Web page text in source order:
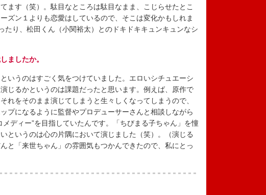
ます（笑）。駄目なところは駄目なまま、こじらせたとこ
ズン１よりも恋愛はしているので、そこは変化かもしれま
たり、松田くん（小関裕太）とのドキドキキュンキュンなシ
ましたか。
うのはすごく気をつけていました。エロいシチュエーシ
じるかというのは課題だったと思います。例えば、原作で
れをそのまま演じてしまうと生々しくなってしまうので、
プになるように監督やプロデューサーさんと相談しながら
ディー”を目指していたんです。「ちびまる子ちゃん」を憧
というのは心の片隅において演じました（笑）。（演じる
と「来世ちゃん」の雰囲気もつかんできたので、私にとっ